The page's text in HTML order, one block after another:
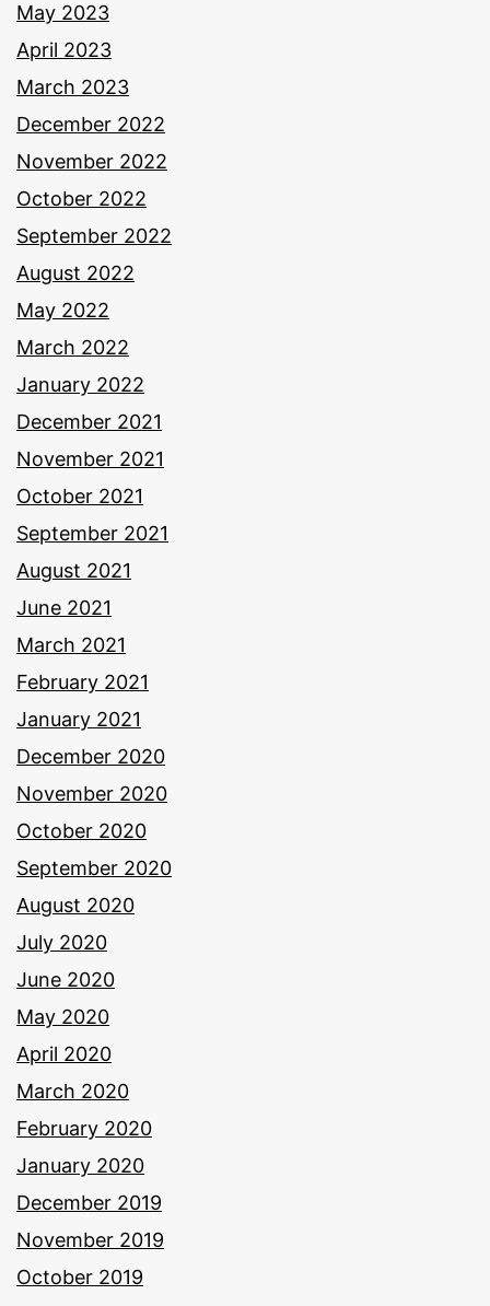
May 2023
April 2023
March 2023
December 2022
November 2022
October 2022
September 2022
August 2022
May 2022
March 2022
January 2022
December 2021
November 2021
October 2021
September 2021
August 2021
June 2021
March 2021
February 2021
January 2021
December 2020
November 2020
October 2020
September 2020
August 2020
July 2020
June 2020
May 2020
April 2020
March 2020
February 2020
January 2020
December 2019
November 2019
October 2019